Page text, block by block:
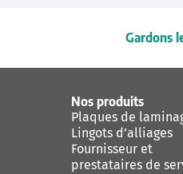
Gardons
Nos produits
Plaques de
Lingots d’alliages
Fournisseur et
prestataires de